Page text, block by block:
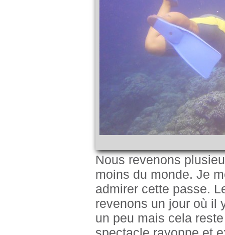
Nous revenons
moins du monde. Je
admirer cette passe.
revenons un jour où il
un peu mais cela